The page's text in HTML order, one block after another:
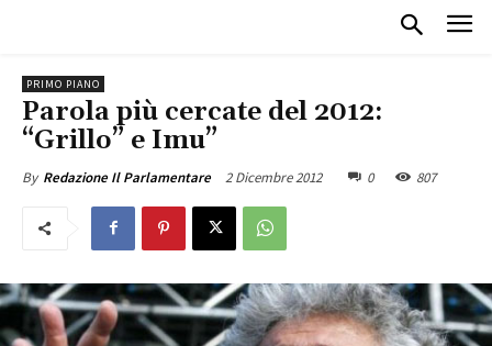
PRIMO PIANO
Parola più cercate del 2012:
“Grillo” e Imu”
By Redazione Il Parlamentare 2 Dicembre 2012 0 807